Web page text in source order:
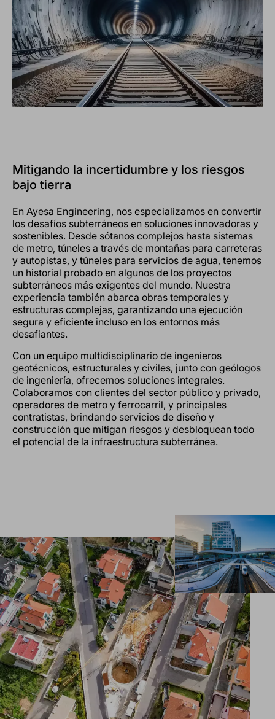
Mitigando la incertidumbre y los riesgos
bajo tierra
En Ayesa Engineering, nos especializamos en convertir
los desafíos subterráneos en soluciones innovadoras y
sostenibles. Desde sótanos complejos hasta sistemas
de metro, túneles a través de montañas para carreteras
y autopistas, y túneles para servicios de agua, tenemos
un historial probado en algunos de los proyectos
subterráneos más exigentes del mundo. Nuestra
experiencia también abarca obras temporales y
estructuras complejas, garantizando una ejecución
segura y eficiente incluso en los entornos más
desafiantes.
Con un equipo multidisciplinario de ingenieros
geotécnicos, estructurales y civiles, junto con geólogos
de ingeniería, ofrecemos soluciones integrales.
Colaboramos con clientes del sector público y privado,
operadores de metro y ferrocarril, y principales
contratistas, brindando servicios de diseño y
construcción que mitigan riesgos y desbloquean todo
el potencial de la infraestructura subterránea.